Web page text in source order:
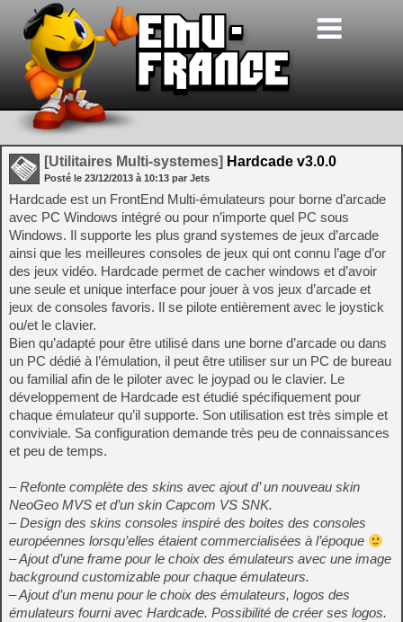
[Utilitaires Multi-systemes] Hardcade v3.0.0
Posté le 23/12/2013 à 10:13 par Jets
Hardcade est un FrontEnd Multi-émulateurs pour borne d’arcade
avec PC Windows intégré ou pour n’importe quel PC sous
Windows. Il supporte les plus grand systemes de jeux d’arcade
ainsi que les meilleures consoles de jeux qui ont connu l’age d’or
des jeux vidéo. Hardcade permet de cacher windows et d’avoir
une seule et unique interface pour jouer à vos jeux d’arcade et
jeux de consoles favoris. Il se pilote entièrement avec le joystick
ou/et le clavier.
Bien qu’adapté pour être utilisé dans une borne d’arcade ou dans
un PC dédié à l’émulation, il peut être utiliser sur un PC de bureau
ou familial afin de le piloter avec le joypad ou le clavier. Le
développement de Hardcade est étudié spécifiquement pour
chaque émulateur qu’il supporte. Son utilisation est très simple et
conviviale. Sa configuration demande très peu de connaissances
et peu de temps.
– Refonte complète des skins avec ajout d’ un nouveau skin
NeoGeo MVS et d’un skin Capcom VS SNK.
– Design des skins consoles inspiré des boites des consoles
européennes lorsqu’elles étaient commercialisées à l’époque
– Ajout d’une frame pour le choix des émulateurs avec une image
background customizable pour chaque émulateurs.
– Ajout d’un menu pour le choix des émulateurs, logos des
émulateurs fourni avec Hardcade. Possibilité de créer ses logos.